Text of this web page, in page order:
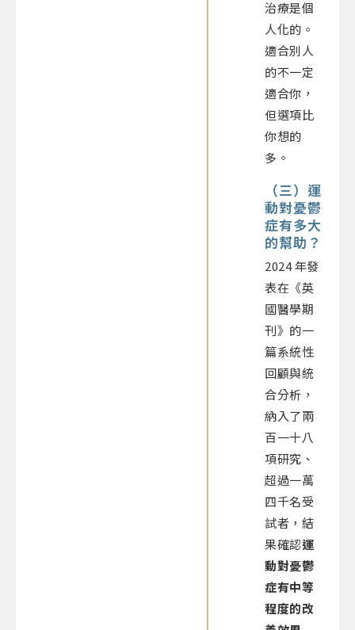
治療是個
人化的。
適合別人
的不一定
適合你，
但選項比
你想的
多。
（三）運
動對憂鬱
症有多大
的幫助？
2024 年發
表在《英
國醫學期
刊》的一
篇系統性
回顧與統
合分析，
納入了兩
百一十八
項研究、
超過一萬
四千名受
試者，結
果確認運
動對憂鬱
症有中等
程度的改